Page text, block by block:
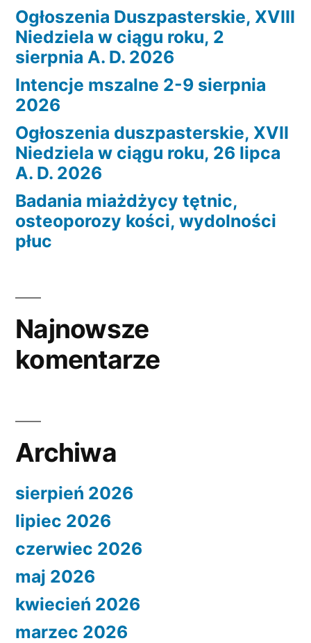
Ogłoszenia Duszpasterskie, XVIII
Niedziela w ciągu roku, 2
sierpnia A. D. 2026
Intencje mszalne 2-9 sierpnia
2026
Ogłoszenia duszpasterskie, XVII
Niedziela w ciągu roku, 26 lipca
A. D. 2026
Badania miażdżycy tętnic,
osteoporozy kości, wydolności
płuc
Najnowsze
komentarze
Archiwa
sierpień 2026
lipiec 2026
czerwiec 2026
maj 2026
kwiecień 2026
marzec 2026